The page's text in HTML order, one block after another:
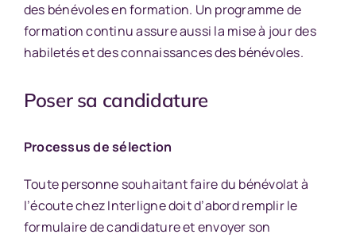
des bénévoles en formation. Un programme de
formation continu assure aussi la mise à jour des
habiletés et des connaissances des bénévoles.
Poser sa candidature
Processus de sélection
Toute personne souhaitant faire du bénévolat à
l’écoute chez Interligne doit d’abord remplir le
formulaire de candidature et envoyer son